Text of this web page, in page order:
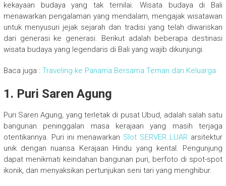
kekayaan budaya yang tak ternilai. Wisata budaya di Bali
menawarkan pengalaman yang mendalam, mengajak wisatawan
untuk menyusuri jejak sejarah dan tradisi yang telah diwariskan
dari generasi ke generasi. Berikut adalah beberapa destinasi
wisata budaya yang legendaris di Bali yang wajib dikunjungi.
Baca juga : Traveling ke Panama Bersama Teman dan Keluarga
1. Puri Saren Agung
Puri Saren Agung, yang terletak di pusat Ubud, adalah salah satu
bangunan peninggalan masa kerajaan yang masih terjaga
otentikannya. Puri ini menawarkan Slot SERVER LUAR arsitektur
unik dengan nuansa Kerajaan Hindu yang kental. Pengunjung
dapat menikmati keindahan bangunan puri, berfoto di spot-spot
ikonik, dan menyaksikan pertunjukan seni tari yang menghibur.